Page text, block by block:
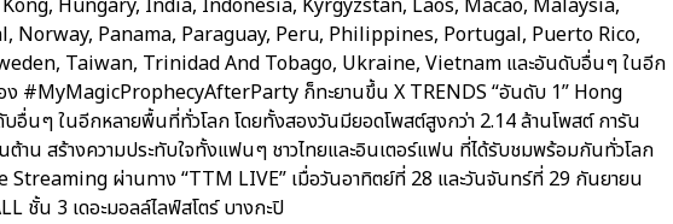
Norway, Panama, Paraguay, Peru, Philippines, Portugal, Puerto Rico,
Taiwan, Trinidad And Tobago, Ukraine, Vietnam และอันดับอื่นๆ ในอีก
ง #MyMagicProphecyAfterParty ก็ทะยานขึ้น X TRENDS “อันดับ 1” Hong
นๆ ในอีกหลายพื้นที่ทั่วโลก โดยทั้งสองวันมียอดโพสต์สูงกว่า 2.14 ล้านโพสต์ การัน
ต้าน สร้างความประทับใจทั้งแฟนๆ ชาวไทยและอินเตอร์แฟน ที่ได้รับชมพร้อมกันทั่วโลก
Streaming ผ่านทาง “TTM LIVE” เมื่อวันอาทิตย์ที่ 28 และวันจันทร์ที่ 29 กันยายน
ชั้น 3 เดอะมอลล์ไลฟ์สโตร์ บางกะปิ